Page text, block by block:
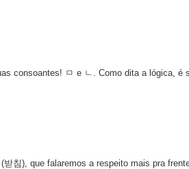
consoantes! ㅁ e ㄴ. Como dita a lógica, é
침), que falaremos a respeito mais pra